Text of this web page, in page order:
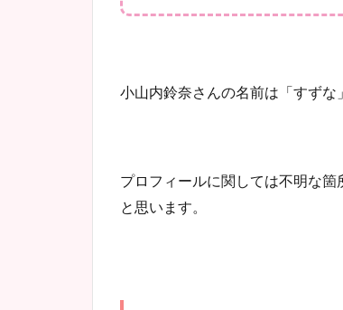
小山内鈴奈さんの名前は「すずな
プロフィールに関しては不明な
と思います。